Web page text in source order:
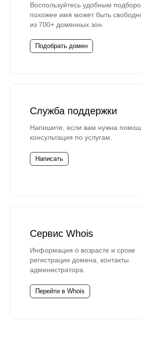
Воспользуйтесь удобным
похожее имя может быть
из 700+ доменных зон.
Подобрать домен
Служба поддержки
Напишите, если вам нужна
консультация по услугам.
Написать
Сервис Whois
Информация о возрасте и сроке
регистрации домена, контакты
администратора.
Перейти в Whois